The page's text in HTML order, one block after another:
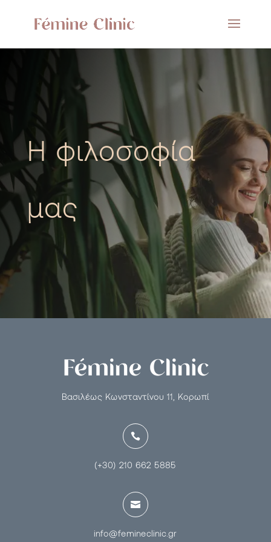
Η φιλοσοφία
μας
Βασιλέως Κωνσταντίνου 11, Κορωπί

(+30) 210 662 5885

info@femineclinic.gr